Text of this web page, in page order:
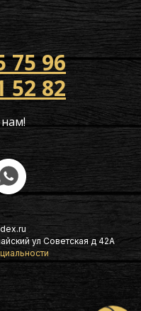
75 96
52 82
ул Советская д 42А